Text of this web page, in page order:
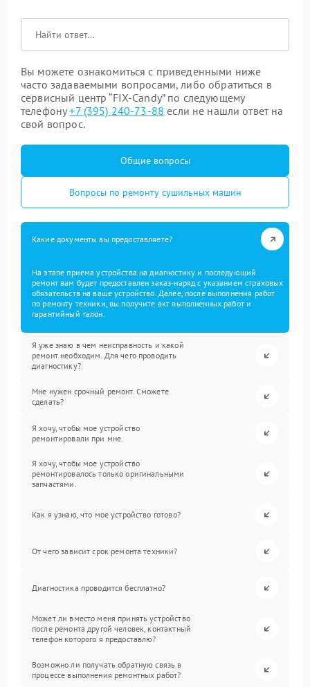
Вы можете ознакомиться с приведенными ниже
часто задаваемыми вопросами, либо обратиться в
сервисный центр “FIX-Candy” по следующему
телефону+7 (395) 240-73-88 если не нашли ответ на
свой вопрос.
Общие вопросы
Вопросы по ремонту сушильных машин
Какие документы вы предоставляете?
На этапе приема устройства на диагностику и последующий
ремонт вам будет предоставлен заказ-наряд с указанием страховых
обязательств на ваше устройство. Далее, после выполнения работ
по ремонту техники, вы получите акт выполненных работ и
гарантийный талон.
Я уже знаю в чем неисправность и какой
ремонт необходим. Для чего проводить
диагностику?
Мне нужен срочный ремонт. Сможете
сделать?
Я хочу, чтобы мое устройство
ремонтировали при мне.
Я хочу, чтобы мое устройство
ремонтировалось только оригинальными
запчастями.
Как я узнаю, что мое устройство готово?
От чего зависит срок ремонта техники?
Диагностика проводится бесплатно?
Может ли вместо меня принять устройство
после ремонта другой человек, контактный
телефон которого я предоставлю?
Возможно ли получать обратную связь в
процессе выполнения ремонтных работ?